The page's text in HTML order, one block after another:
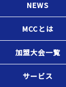
NEWS
MCCとは
加盟大会一覧
サービス